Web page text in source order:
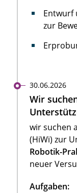
Entwurf
zur
30.06.2026
Wir
wir suchen
(HiWi) zur
Robotik-
neuer
Aufgaben: